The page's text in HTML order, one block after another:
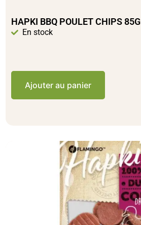
HAPKI BBQ POULET CHIPS 85G
En stock
Ajouter au panier